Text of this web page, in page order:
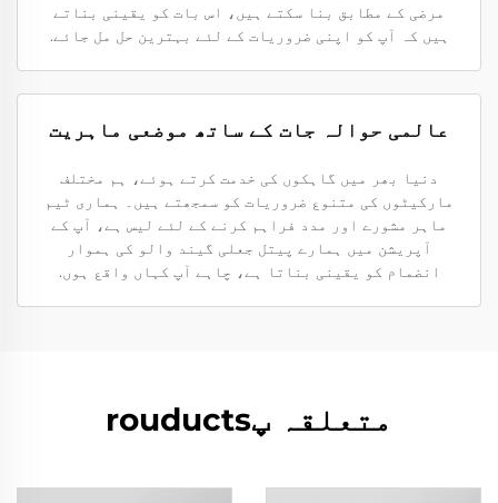
مرضی کے مطابق بنا سکتے ہیں، اس بات کو یقینی بناتے
ہیں کہ آپ کو اپنی ضروریات کے لئے بہترین حل مل جائے.
عالمی حوالہ جات کے ساتھ موضعی ماہریت
دنیا بھر میں گاہکوں کی خدمت کرتے ہوئے، ہم مختلف
مارکیٹوں کی متنوع ضروریات کو سمجھتے ہیں۔ ہماری ٹیم
ماہر مشورے اور مدد فراہم کرنے کے لئے لیس ہے، آپ کے
آپریشن میں ہمارے پیتل جعلی گیند والو کی ہموار
انضمام کو یقینی بناتا ہے، چاہے آپ کہاں واقع ہوں.
متعلقہ پrouducts